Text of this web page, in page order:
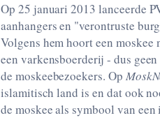
Op 25 januari 2013 lanceerde
aanhangers en "verontruste
Volgens hem hoort een
een varkensboerderij - dus
de moskeebezoekers. Op
islamitisch land is en dat ook
de moskee als symbool van